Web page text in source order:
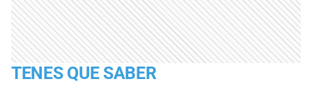
TENES QUE SABER